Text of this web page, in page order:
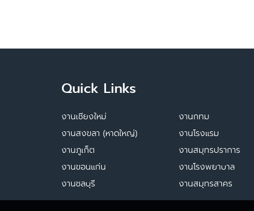
Quick Links
งานเชียงใหม่
งานสงขลา (หาดใหญ่)
งานภูเก็ต
งานขอนแก่น
งานชลบุรี
งานกทม
งานโรงแรม
งานสมุทรปราการ
งานโรงพยาบาล
งานสมุทรสาคร